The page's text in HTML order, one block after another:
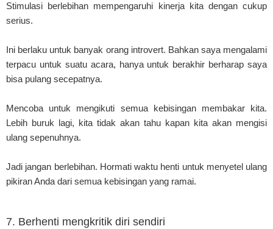
Stimulasi berlebihan mempengaruhi kinerja kita dengan cukup
serius.
Ini berlaku untuk banyak orang introvert. Bahkan saya mengalami
terpacu untuk suatu acara, hanya untuk berakhir berharap saya
bisa pulang secepatnya.
Mencoba untuk mengikuti semua kebisingan membakar kita.
Lebih buruk lagi, kita tidak akan tahu kapan kita akan mengisi
ulang sepenuhnya.
Jadi jangan berlebihan. Hormati waktu henti untuk menyetel ulang
pikiran Anda dari semua kebisingan yang ramai.
7. Berhenti mengkritik diri sendiri